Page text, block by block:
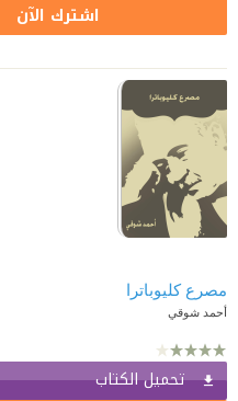
اشترك الآن
مصرع كليوباترا
أحمد شوقي
تحميل الكتاب